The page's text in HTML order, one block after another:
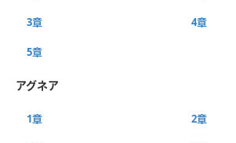
3章 4章
5章
アグネア
1章 2章